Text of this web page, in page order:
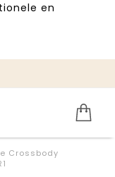
en
Crossbody